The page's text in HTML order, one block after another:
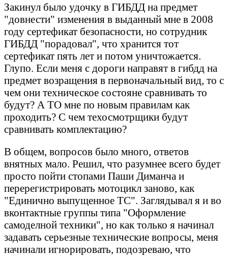
Закинул было удочку в ГИБДД на предмет
"довнести" изменения в выданный мне в 2008
году сертефикат безопасности, но сотрудник
ГИБДД "порадовал", что хранится тот
сертефикат пять лет и потом уничтожается.
Глупо. Если меня с дороги направят в гибдд на
предмет возращения в первоначальный вид, то с
чем они техническое состояне сравнивать то
будут? А ТО мне по новым правилам как
проходить? С чем техосмотрщики будут
сравнивать комплектацию?
В общем, вопросов было много, ответов
внятных мало. Решил, что разумнее всего будет
просто пойти стопами Паши Диманча и
перерегистрировать мотоцикл заново, как
"Единично выпущенное ТС". Заглядывал я и во
вконтактные группы типа "Оформление
самоделной техники", но как только я начинал
задавать серьезные технические вопросы, меня
начинали игнорировать, подозреваю, что